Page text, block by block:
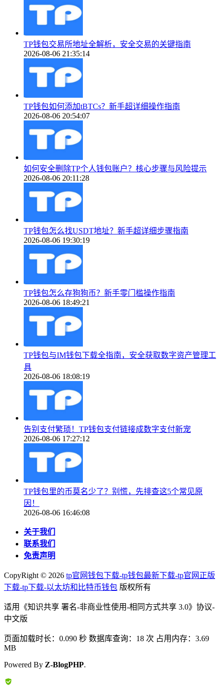
TP钱包交易所地址全解析，安全交易的关键指南
2026-08-06 21:35:14
TP钱包如何添加tBTCs？新手超详细操作指南
2026-08-06 20:54:07
如何安全删除TP个人钱包账户？核心步骤与风险提示
2026-08-06 20:11:28
TP钱包怎么找USDT地址？新手超详细步骤指南
2026-08-06 19:30:19
TP钱包怎么存狗狗币？新手零门槛操作指南
2026-08-06 18:49:21
TP钱包与IM钱包下载全指南，安全获取数字资产管理工
具
2026-08-06 18:08:19
告别支付繁琐！TP钱包支付链接成数字支付新宠
2026-08-06 17:27:12
TP钱包里的币莫名少了？别慌，先排查这5个常见原
因！
2026-08-06 16:46:08
关于我们
联系我们
免责声明
CopyRight © 2026 tp官网钱包下载-tp钱包最新下载-tp官网正版
下载-tp下载-以太坊和比特币钱包 版权所有
适用《知识共享 署名-非商业性使用-相同方式共享 3.0》协议-
中文版
页面加载时长：0.090 秒 数据库查询：18 次 占用内存：3.69
MB
Powered By Z-BlogPHP.